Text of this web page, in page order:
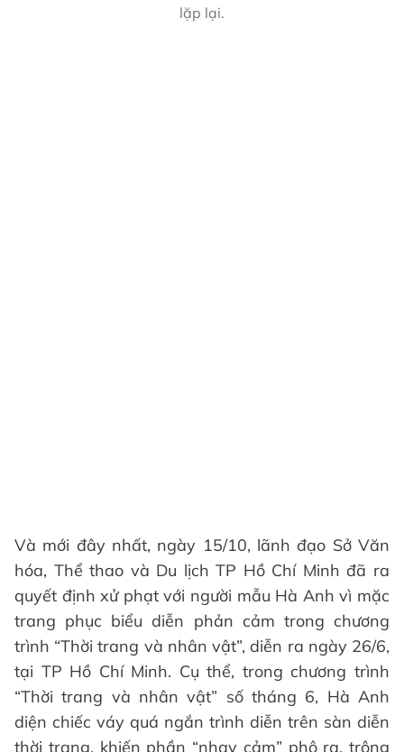
lặp lại.
Và mới đây nhất, ngày 15/10, lãnh đạo Sở Văn
hóa, Thể thao và Du lịch TP Hồ Chí Minh đã ra
quyết định xử phạt với người mẫu Hà Anh vì mặc
trang phục biểu diễn phản cảm trong chương
trình “Thời trang và nhân vật”, diễn ra ngày 26/6,
tại TP Hồ Chí Minh. Cụ thể, trong chương trình
“Thời trang và nhân vật” số tháng 6, Hà Anh
diện chiếc váy quá ngắn trình diễn trên sàn diễn
thời trang, khiến phần “nhạy cảm” phô ra, trông